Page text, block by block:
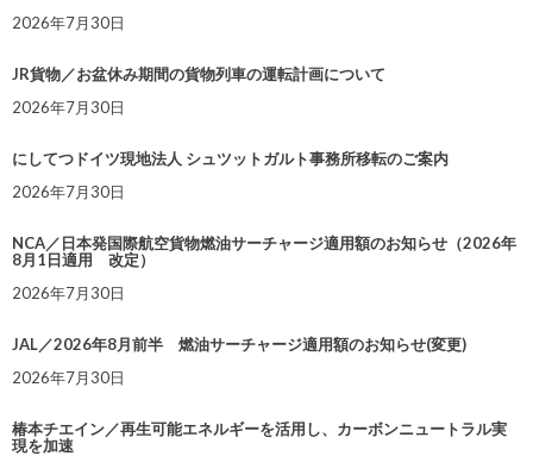
2026年7月30日
JR貨物／お盆休み期間の貨物列車の運転計画について
2026年7月30日
にしてつドイツ現地法人 シュツットガルト事務所移転のご案内
2026年7月30日
NCA／日本発国際航空貨物燃油サーチャージ適用額のお知らせ（2026年
8月1日適用 改定）
2026年7月30日
JAL／2026年8月前半 燃油サーチャージ適用額のお知らせ(変更)
2026年7月30日
椿本チエイン／再生可能エネルギーを活用し、カーボンニュートラル実
現を加速